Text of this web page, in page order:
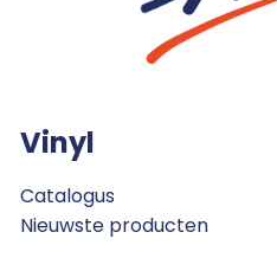
Vinyl
Catalogus
Nieuwste producten